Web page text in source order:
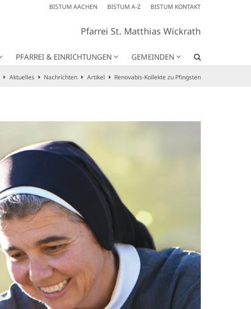
BISTUM AACHEN BISTUM A-Z BISTUM KONTAKT
Pfarrei St. Matthias Wickrath
PFARREI & EINRICHTUNGEN GEMEINDEN
Aktuelles Nachrichten Artikel Renovabis-Kollekte zu Pfingsten